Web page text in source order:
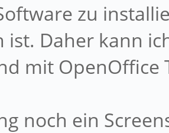
zu
ist. Daher kann
mit OpenOffice
noch ein